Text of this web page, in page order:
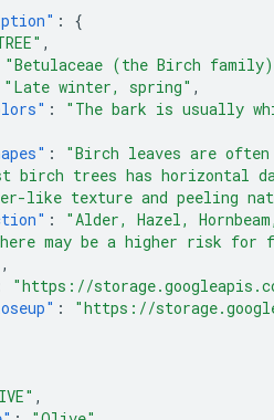
:
{
,
"Betulaceae (the Birch
"Late winter, spring" ,
:
"The bark is usually
:
"Birch leaves are
birch trees has
like texture and peeling
:
"Alder, Hazel,
may be a higher risk for
,
"https://
:
"https://
,